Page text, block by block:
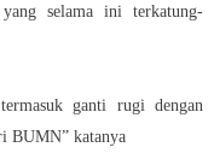
selama ini terkatung-
ganti rugi dengan
BUMN” katanya